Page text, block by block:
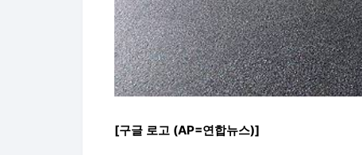
[구글 로고 (AP=연합뉴스)]